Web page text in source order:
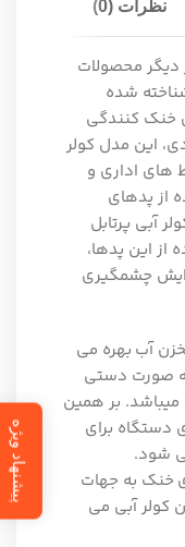
نظرات (0)
دیگر محصولات
شده
خنک کنندگی
این مدل کولر
های اداری و
از پدهای
آبی پرتابل
از این پدها،
چشمگیری
آب بهره می
به صورت دستی
میباشد. بر همین
دستگاه برای
شود.
خنک به جهات
کولر آبی می
پیشنهاد ویژه